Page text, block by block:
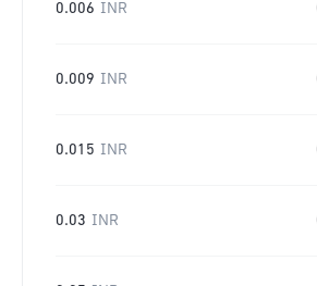
0.006 INR
0.009 INR
0.015 INR
0.03 INR